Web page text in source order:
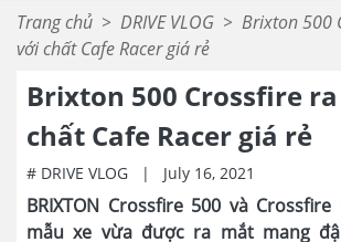
Trang chủ > DRIVE VLOG > Brixton 500
với chất Cafe Racer giá rẻ
Brixton 500 Crossfire
chất Cafe Racer giá rẻ
# DRIVE VLOG | July 16, 2021
BRIXTON Crossfire 500 và
mẫu xe vừa được ra mắt mang